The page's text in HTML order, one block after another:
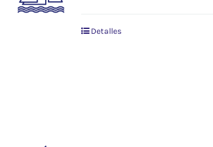
Detalles